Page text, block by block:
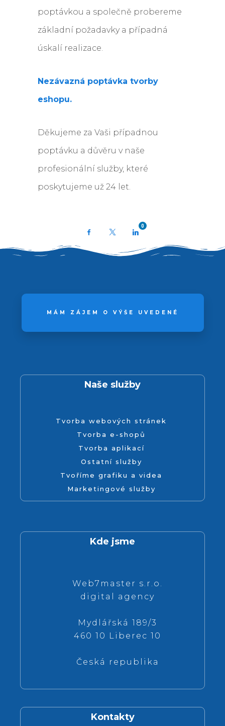
poptávkou a společně probereme
základní požadavky a případná
úskalí realizace.
Nezávazná poptávka tvorby
eshopu.
Děkujeme za Vaši případnou
poptávku a důvěru v naše
profesionální služby, které
poskytujeme už 24 let.
Facebook
0
MÁM ZÁJEM O VÝŠE UVEDENÉ
Naše služby
Tvorba webových stránek
Tvorba e-shopů
Tvorba aplikací
Ostatní služby
Tvoříme grafiku a videa
Marketingové služby
Kde jsme
Web7master s.r.o.
digital agency
Mydlářská 189/3
460 10 Liberec 10
Česká republika
Kontakty